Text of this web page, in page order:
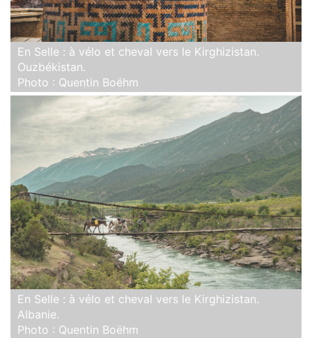
En Selle : à vélo et cheval vers le Kirghizistan.
Ouzbékistan.
Photo : Quentin Boëhm
En Selle : à vélo et cheval vers le Kirghizistan.
Albanie.
Photo : Quentin Boëhm